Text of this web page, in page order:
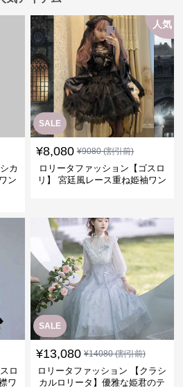
カ
ン
SALE
人気
¥8,080 ¥9080(割引前)
ロリータファッション【ゴスロ
リ】 宮廷風レース重ね姫袖ワン
ロ
ワ
SALE
¥13,080 ¥14080(割引前)
ロリータファッション 【クラシ
カルロリータ】優雅な姫君のテ